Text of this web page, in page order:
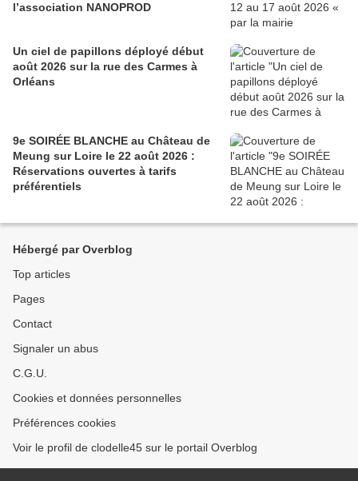
l’association NANOPROD
Un ciel de papillons déployé début
août 2026 sur la rue des Carmes à
Orléans
9e SOIRÉE BLANCHE au Château de
Meung sur Loire le 22 août 2026 :
Réservations ouvertes à tarifs
préférentiels
Hébergé par Overblog
Top articles
Pages
Contact
Signaler un abus
C.G.U.
Cookies et données personnelles
Préférences cookies
Voir le profil de clodelle45 sur le portail Overblog